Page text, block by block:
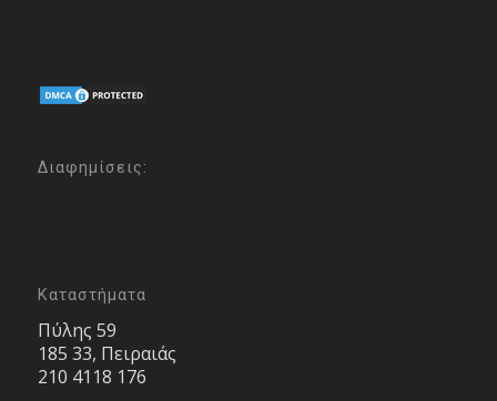
Διαφημίσεις:
Καταστήματα
Πύλης 59
185 33, Πειραιάς
210 4118 176